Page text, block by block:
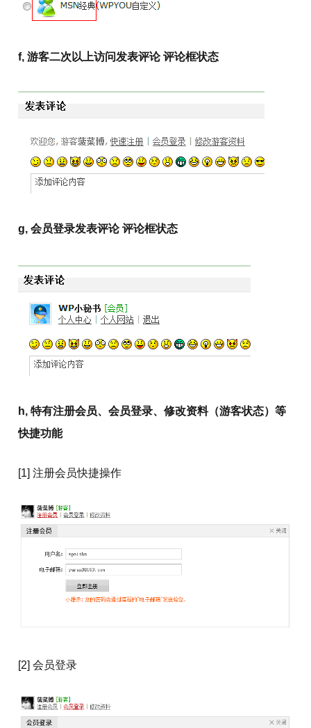
f, 游客二次以上访问发表评论 评论框状态
g, 会员登录发表评论 评论框状态
h, 特有注册会员、会员登录、修改资料（游客状态）等
快捷功能
[1] 注册会员快捷操作
[2] 会员登录